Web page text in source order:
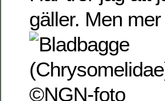
gäller. Men